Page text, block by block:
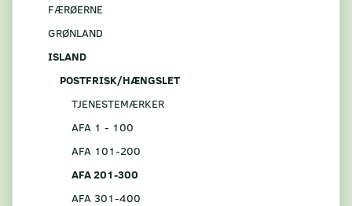
FÆRØERNE
GRØNLAND
ISLAND
POSTFRISK/HÆNGSLET
TJENESTEMÆRKER
AFA 1 - 100
AFA 101-200
AFA 201-300
AFA 301-400